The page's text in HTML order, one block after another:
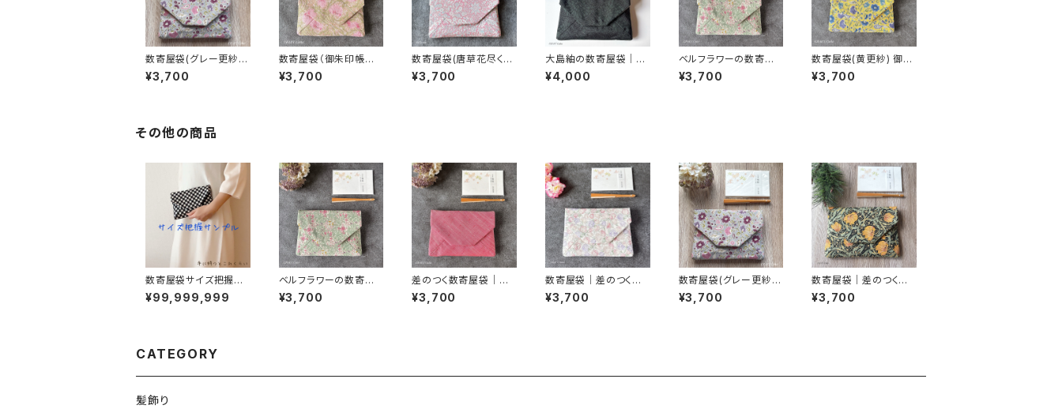
数寄屋袋(グレー更紗)
御朱印帳入れ 和柄ポー
チ Sukiyabag
¥3,700
数寄屋袋（御朱印帳入
れ）ピンパネル・ピンク
柄／ウィリアムモリス生
¥3,700
数寄屋袋(唐草花尽くし)
御朱印帳入れ 和柄ポー
チ Sukiyabag
¥3,700
大島紬の数寄屋袋｜差
のつく一点もの｜黒緑
菊格子｜御朱印帳入れ
¥4,000
ベルフラワーの数寄屋
袋｜御朱印帳入れ・茶
道
¥3,700
数寄屋袋(黄更紗) 御朱
印帳入れ 和柄ポーチ S
ukiyabag
¥3,700
その他の商品
数寄屋袋サイズ把握サ
ンプル
¥99,999,999
ベルフラワーの数寄屋
袋｜御朱印帳入れ・茶
道
¥3,700
差のつく数寄屋袋｜や
さしいピンク紬｜御朱
印帳入れ・茶道
¥3,700
数寄屋袋｜差のつく一
品｜Tulips2｜御朱印
帳入れ
¥3,700
数寄屋袋(グレー更紗)
御朱印帳入れ 和柄ポー
チ Sukiyabag
¥3,700
数寄屋袋｜差のつく一
品｜ピンパネル・ブラッ
ク｜御朱印帳入れにも
¥3,700
CATEGORY
髪飾り